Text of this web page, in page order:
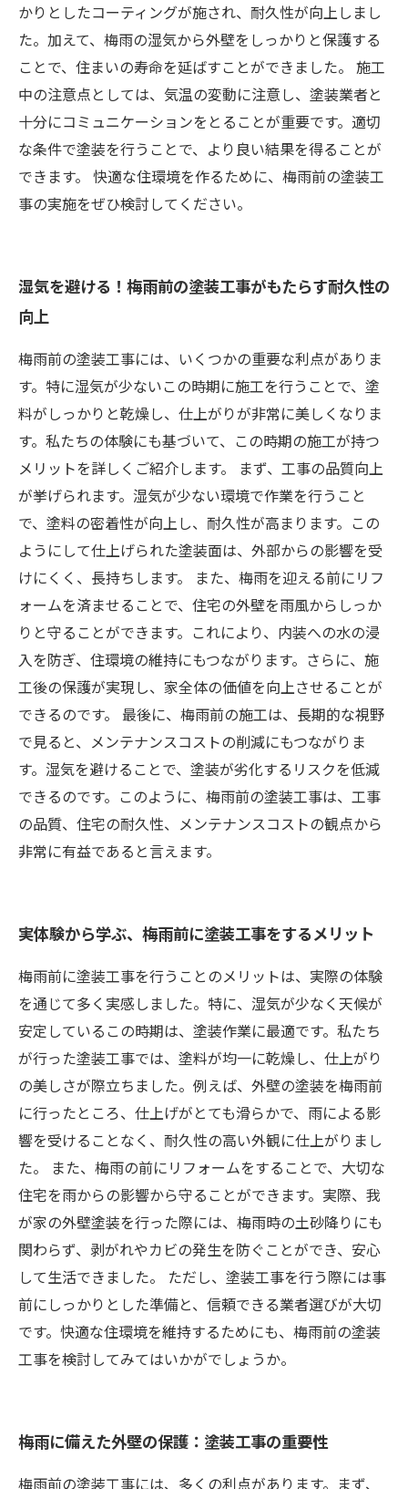
かりとしたコーティングが施され、耐久性が向上しまし
た。加えて、梅雨の湿気から外壁をしっかりと保護する
ことで、住まいの寿命を延ばすことができました。 施工
中の注意点としては、気温の変動に注意し、塗装業者と
十分にコミュニケーションをとることが重要です。適切
な条件で塗装を行うことで、より良い結果を得ることが
できます。 快適な住環境を作るために、梅雨前の塗装工
事の実施をぜひ検討してください。
湿気を避ける！梅雨前の塗装工事がもたらす耐久性の
向上
梅雨前の塗装工事には、いくつかの重要な利点がありま
す。特に湿気が少ないこの時期に施工を行うことで、塗
料がしっかりと乾燥し、仕上がりが非常に美しくなりま
す。私たちの体験にも基づいて、この時期の施工が持つ
メリットを詳しくご紹介します。 まず、工事の品質向上
が挙げられます。湿気が少ない環境で作業を行うこと
で、塗料の密着性が向上し、耐久性が高まります。この
ようにして仕上げられた塗装面は、外部からの影響を受
けにくく、長持ちします。 また、梅雨を迎える前にリフ
ォームを済ませることで、住宅の外壁を雨風からしっか
りと守ることができます。これにより、内装への水の浸
入を防ぎ、住環境の維持にもつながります。さらに、施
工後の保護が実現し、家全体の価値を向上させることが
できるのです。 最後に、梅雨前の施工は、長期的な視野
で見ると、メンテナンスコストの削減にもつながりま
す。湿気を避けることで、塗装が劣化するリスクを低減
できるのです。このように、梅雨前の塗装工事は、工事
の品質、住宅の耐久性、メンテナンスコストの観点から
非常に有益であると言えます。
実体験から学ぶ、梅雨前に塗装工事をするメリット
梅雨前に塗装工事を行うことのメリットは、実際の体験
を通じて多く実感しました。特に、湿気が少なく天候が
安定しているこの時期は、塗装作業に最適です。私たち
が行った塗装工事では、塗料が均一に乾燥し、仕上がり
の美しさが際立ちました。例えば、外壁の塗装を梅雨前
に行ったところ、仕上げがとても滑らかで、雨による影
響を受けることなく、耐久性の高い外観に仕上がりまし
た。 また、梅雨の前にリフォームをすることで、大切な
住宅を雨からの影響から守ることができます。実際、我
が家の外壁塗装を行った際には、梅雨時の土砂降りにも
関わらず、剥がれやカビの発生を防ぐことができ、安心
して生活できました。 ただし、塗装工事を行う際には事
前にしっかりとした準備と、信頼できる業者選びが大切
です。快適な住環境を維持するためにも、梅雨前の塗装
工事を検討してみてはいかがでしょうか。
梅雨に備えた外壁の保護：塗装工事の重要性
梅雨前の塗装工事には、多くの利点があります。まず、